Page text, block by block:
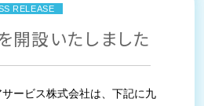
RELEASE
開設いたしました
ービス株式会社は、下記に九